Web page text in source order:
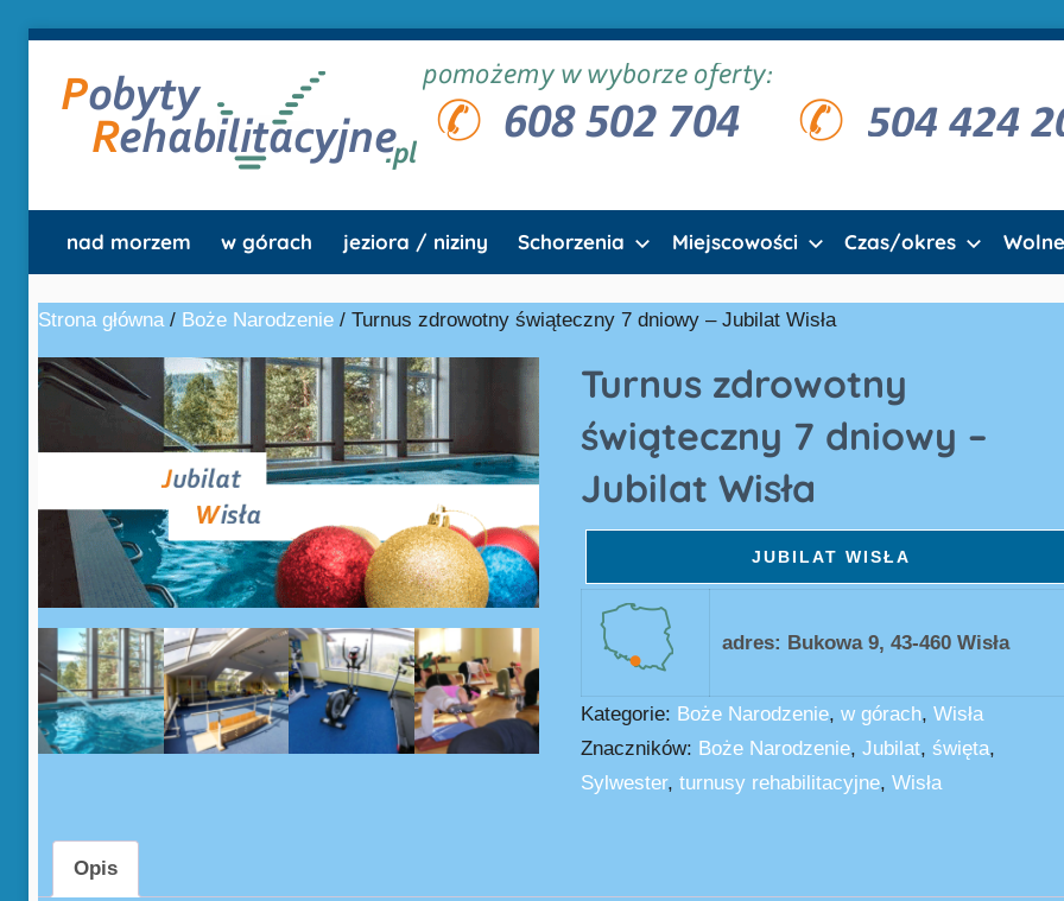
Pobyty
Rehabilitacyjne
nad morzem w górach jeziora / niziny Schorzenia Miejscowości Czas/okres
Strona główna/ Boże Narodzenie / Turnus zdrowotny świąteczny 7 dniowy – Jubilat Wisła
Turnus zdrowotny
świąteczny 7 dniowy –
Jubilat Wisła
JUBILAT WISŁA
adres: Bukowa 9, 43-460 Wisła
Kategorie: Boże Narodzenie,w górach,Wisła
Znaczników: Boże Narodzenie,Jubilat, święta,
Sylwester,turnusy rehabilitacyjne,Wisła
Opis